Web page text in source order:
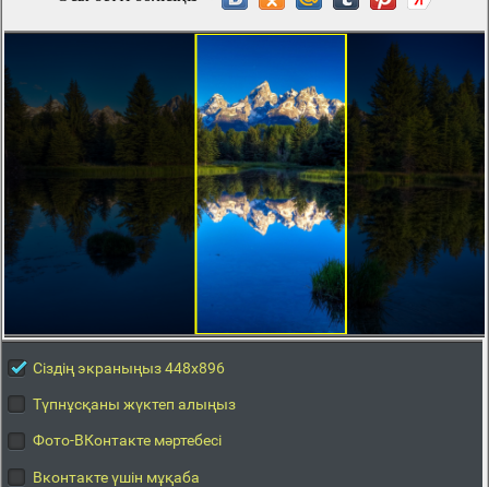
Сіздің экраныңыз 448x896
Түпнұсқаны жүктеп алыңыз
Фото-ВКонтакте мәртебесі
Вконтакте үшін мұқаба